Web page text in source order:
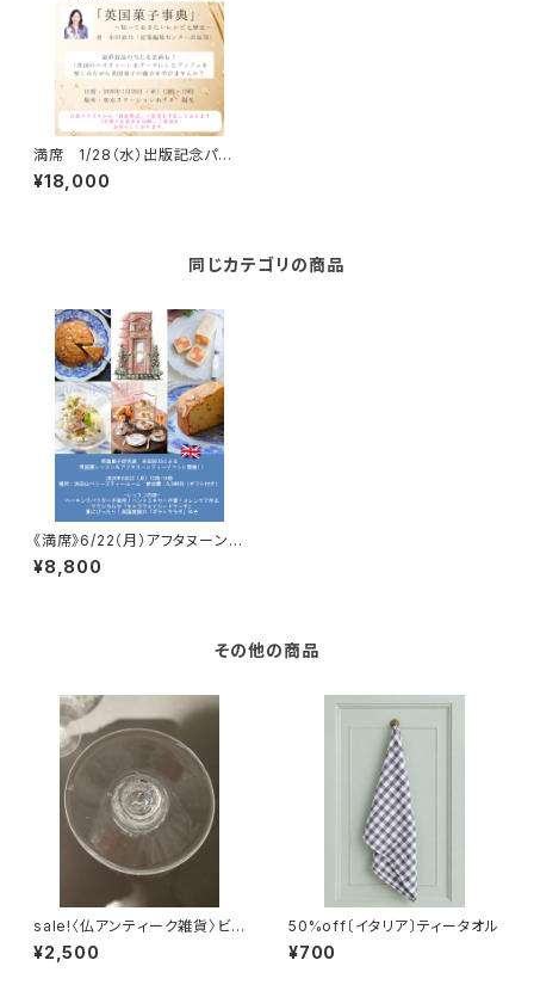
満席 1/28（水）出版記念パー
ティー東京ステーションホテル
¥18,000
同じカテゴリの商品
《満席》6/22（月）アフタヌーンテ
ィーイベント@ベリーズティール
ーム
¥8,800
その他の商品
sale!〈仏アンティーク雑貨〉ビオ
ット風ガラスのキャンドルホルダ
ー
¥2,500
50%off〔イタリア〕ティータオル
¥700